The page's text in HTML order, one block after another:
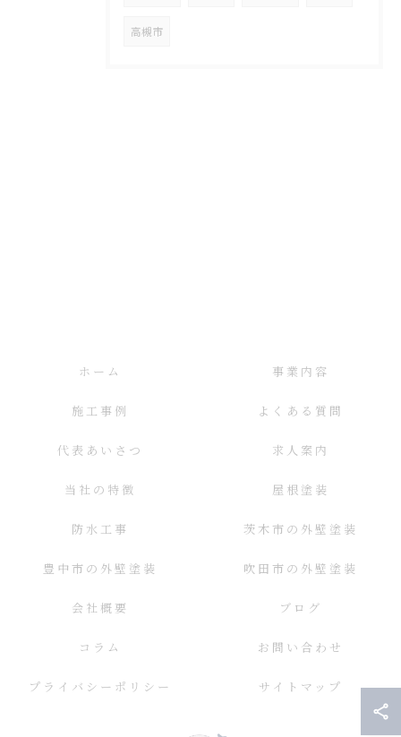
高槻市
ホーム 事業内容
施工事例 よくある質問
代表あいさつ 求人案内
当社の特徴 屋根塗装
防水工事 茨木市の外壁塗装
豊中市の外壁塗装 吹田市の外壁塗装
会社概要 ブログ
コラム お問い合わせ
プライバシーポリシー サイトマップ